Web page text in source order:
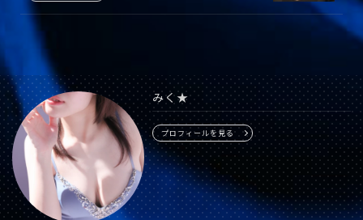
みく★
プロフィールを見る